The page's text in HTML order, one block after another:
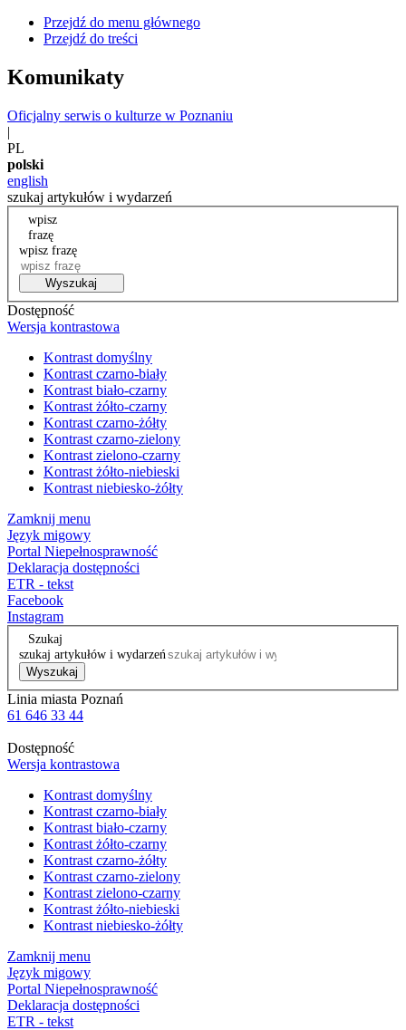
Przejdź do menu głównego
Przejdź do treści
Komunikaty
Oficjalny serwis o kulturze w Poznaniu
|
PL
polski
english
szukaj artykułów i wydarzeń
wpisz
frazę
wpisz frazę
Wyszukaj
Dostępność
Wersja kontrastowa
Kontrast domyślny
Kontrast czarno-biały
Kontrast biało-czarny
Kontrast żółto-czarny
Kontrast czarno-żółty
Kontrast czarno-zielony
Kontrast zielono-czarny
Kontrast żółto-niebieski
Kontrast niebiesko-żółty
Zamknij menu
Język migowy
Portal Niepełnosprawność
Deklaracja dostępności
ETR - tekst
Facebook
Instagram
Szukaj
szukaj artykułów i wydarzeń
Wyszukaj
Linia miasta Poznań
61 646 33 44
Dostępność
Wersja kontrastowa
Kontrast domyślny
Kontrast czarno-biały
Kontrast biało-czarny
Kontrast żółto-czarny
Kontrast czarno-żółty
Kontrast czarno-zielony
Kontrast zielono-czarny
Kontrast żółto-niebieski
Kontrast niebiesko-żółty
Zamknij menu
Język migowy
Portal Niepełnosprawność
Deklaracja dostępności
ETR - tekst